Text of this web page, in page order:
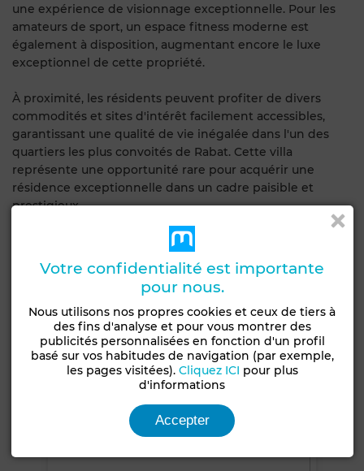
une expérience de visionnage exceptionnelle. Pour les
amateurs de sport, un espace fitness moderne est
également à disposition, augmentant encore le luxe
exceptionnel de cette propriété.
À proximité, les résidents peuvent profiter de divers
commodités et sites d'intérêt facilement accessibles,
garantissant une qualité de vie inégalée dans l'un des
quartiers les plus convoités de Rabat. Cette villa
représente une opportunité rare pour acquérir une
résidence exceptionnelle dans un cadre paisible et
prestigieux.
Caractéristiques générales
Surface de la parcelle
Etat
Bon état / habitable
Voir plus de photos
Votre confidentialité est importante
pour nous.
Nous utilisons nos propres cookies et ceux de tiers à
des fins d'analyse et pour vous montrer des
publicités personnalisées en fonction d'un profil
basé sur vos habitudes de navigation (par exemple,
les pages visitées). Cliquez ICI pour plus
d'informations
Accepter